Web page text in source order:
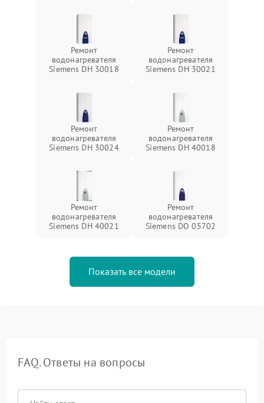
Ремонт
водонагревателя
Siemens DH 30018
Ремонт
водонагревателя
Siemens DH 30021
Ремонт
водонагревателя
Siemens DH 30024
Ремонт
водонагревателя
Siemens DH 40018
Ремонт
водонагревателя
Siemens DH 40021
Ремонт
водонагревателя
Siemens DO 05702
Показать все модели
FAQ. Ответы на вопросы